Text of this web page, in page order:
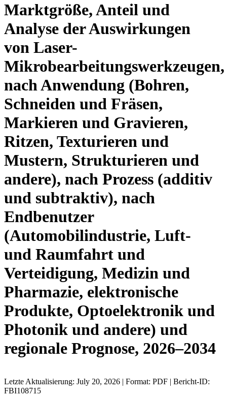
Marktgröße, Anteil und
Analyse der Auswirkungen
von Laser-
Mikrobearbeitungswerkzeugen,
nach Anwendung (Bohren,
Schneiden und Fräsen,
Markieren und Gravieren,
Ritzen, Texturieren und
Mustern, Strukturieren und
andere), nach Prozess (additiv
und subtraktiv), nach
Endbenutzer
(Automobilindustrie, Luft-
und Raumfahrt und
Verteidigung, Medizin und
Pharmazie, elektronische
Produkte, Optoelektronik und
Photonik und andere) und
regionale Prognose, 2026–2034
Letzte Aktualisierung: July 20, 2026 | Format: PDF | Bericht-ID:
FBI108715